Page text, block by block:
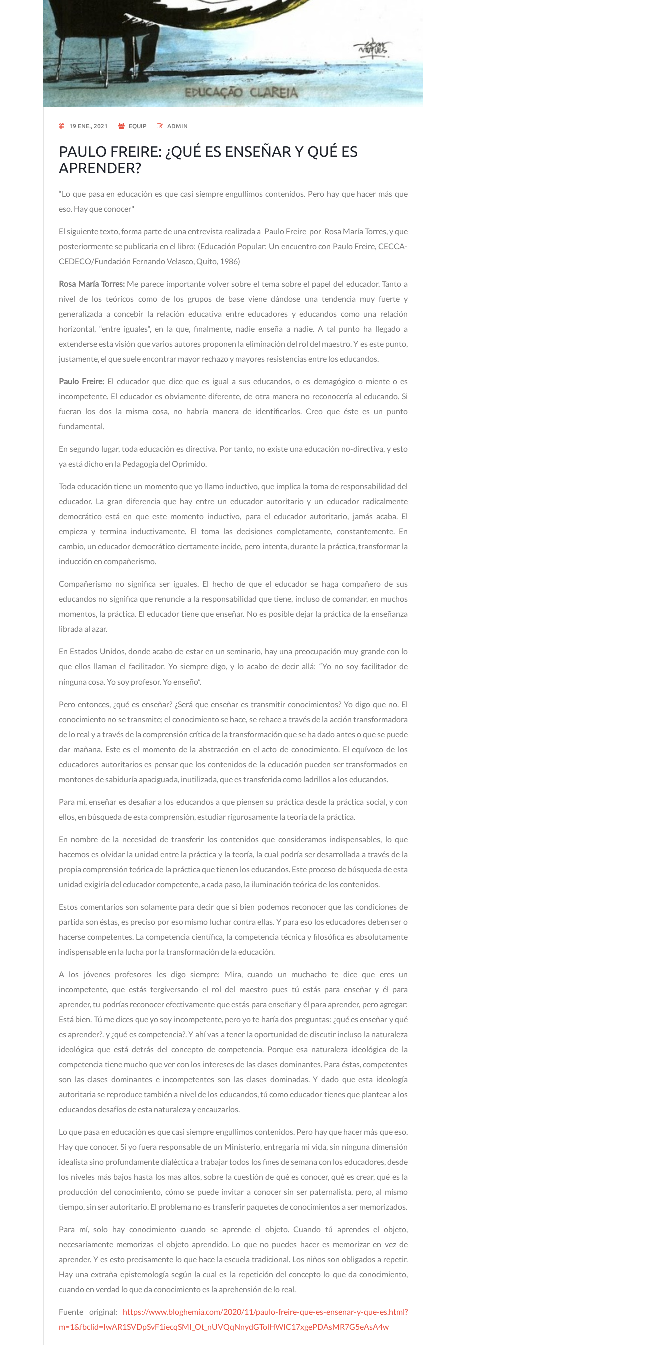
19 ENE., 2021 EQUIP ADMIN
PAULO FREIRE: ¿QUÉ ES ENSEÑAR Y QUÉ ES
APRENDER?
“Lo que pasa en educación es que casi siempre engullimos contenidos. Pero hay que hacer más que
eso. Hay que conocer"
El siguiente texto, forma parte de una entrevista realizada a Paulo Freire por Rosa María Torres, y que
posteriormente se publicaria en el libro: (Educación Popular: Un encuentro con Paulo Freire, CECCA-
CEDECO/Fundación Fernando Velasco, Quito, 1986)
Rosa María Torres:Me parece importante volver sobre el tema sobre el papel del educador. Tanto a
nivel de los teóricos como de los grupos de base viene dándose una tendencia muy fuerte y
generalizada a concebir la relación educativa entre educadores y educandos como una relación
horizontal, “entre iguales“, en la que, finalmente, nadie enseña a nadie. A tal punto ha llegado a
extenderse esta visión que varios autores proponen la eliminación del rol del maestro. Y es este punto,
justamente, el que suele encontrar mayor rechazo y mayores resistencias entre los educandos.
Paulo Freire: El educador que dice que es igual a sus educandos, o es demagógico o miente o es
incompetente. El educador es obviamente diferente, de otra manera no reconocería al educando. Si
fueran los dos la misma cosa, no habría manera de identificarlos. Creo que éste es un punto
fundamental.
En segundo lugar, toda educación es directiva. Por tanto, no existe una educación no-directiva, y esto
ya está dicho en la Pedagogía del Oprimido.
Toda educación tiene un momento que yo llamo inductivo, que implica la toma de responsabilidad del
educador. La gran diferencia que hay entre un educador autoritario y un educador radicalmente
democrático está en que este momento inductivo, para el educador autoritario, jamás acaba. El
empieza y termina inductivamente. El toma las decisiones completamente, constantemente. En
cambio, un educador democrático ciertamente incide, pero intenta, durante la práctica, transformar la
inducción en compañerismo.
Compañerismo no significa ser iguales. El hecho de que el educador se haga compañero de sus
educandos no significa que renuncie a la responsabilidad que tiene, incluso de comandar, en muchos
momentos, la práctica. El educador tiene que enseñar. No es posible dejar la práctica de la enseñanza
librada al azar.
En Estados Unidos, donde acabo de estar en un seminario, hay una preocupación muy grande con lo
que ellos llaman el facilitador. Yo siempre digo, y lo acabo de decir allá: “Yo no soy facilitador de
ninguna cosa. Yo soy profesor. Yo enseño”.
Pero entonces, ¿qué es enseñar? ¿Será que enseñar es transmitir conocimientos? Yo digo que no. El
conocimiento no se transmite; el conocimiento se hace, se rehace a través de la acción transformadora
de lo real y a través de la comprensión crítica de la transformación que se ha dado antes o que se puede
dar mañana. Este es el momento de la abstracción en el acto de conocimiento. El equívoco de los
educadores autoritarios es pensar que los contenidos de la educación pueden ser transformados en
montones de sabiduría apaciguada, inutilizada, que es transferida como ladrillos a los educandos.
Para mí, enseñar es desafiar a los educandos a que piensen su práctica desde la práctica social, y con
ellos, en búsqueda de esta comprensión, estudiar rigurosamente la teoría de la práctica.
En nombre de la necesidad de transferir los contenidos que consideramos indispensables, lo que
hacemos es olvidar la unidad entre la práctica y la teoría, la cual podría ser desarrollada a través de la
propia comprensión teórica de la práctica que tienen los educandos. Este proceso de búsqueda de esta
unidad exigiría del educador competente, a cada paso, la iluminación teórica de los contenidos.
Estos comentarios son solamente para decir que si bien podemos reconocer que las condiciones de
partida son éstas, es preciso por eso mismo luchar contra ellas. Y para eso los educadores deben ser o
hacerse competentes. La competencia científica, la competencia técnica y filosófica es absolutamente
indispensable en la lucha por la transformación de la educación.
A los jóvenes profesores les digo siempre: Mira, cuando un muchacho te dice que eres un
incompetente, que estás tergiversando el rol del maestro pues tú estás para enseñar y él para
aprender, tu podrías reconocer efectivamente que estás para enseñar y él para aprender, pero agregar:
Está bien. Tú me dices que yo soy incompetente, pero yo te haría dos preguntas: ¿qué es enseñar y qué
es aprender?. y ¿qué es competencia?. Y ahí vas a tener la oportunidad de discutir incluso la naturaleza
ideológica que está detrás del concepto de competencia. Porque esa naturaleza ideológica de la
competencia tiene mucho que ver con los intereses de las clases dominantes. Para éstas, competentes
son las clases dominantes e incompetentes son las clases dominadas. Y dado que esta ideología
autoritaria se reproduce también a nivel de los educandos, tú como educador tienes que plantear a los
educandos desafíos de esta naturaleza y encauzarlos.
Lo que pasa en educación es que casi siempre engullimos contenidos. Pero hay que hacer más que eso.
Hay que conocer. Si yo fuera responsable de un Ministerio, entregaría mi vida, sin ninguna dimensión
idealista sino profundamente dialéctica a trabajar todos los fines de semana con los educadores, desde
los niveles más bajos hasta los mas altos, sobre la cuestión de qué es conocer, qué es crear, qué es la
producción del conocimiento, cómo se puede invitar a conocer sin ser paternalista, pero, al mismo
tiempo, sin ser autoritario. El problema no es transferir paquetes de conocimientos a ser memorizados.
Para mí, solo hay conocimiento cuando se aprende el objeto. Cuando tú aprendes el objeto,
necesariamente memorizas el objeto aprendido. Lo que no puedes hacer es memorizar en vez de
aprender. Y es esto precisamente lo que hace la escuela tradicional. Los niños son obligados a repetir.
Hay una extraña epistemología según la cual es la repetición del concepto lo que da conocimiento,
cuando en verdad lo que da conocimiento es la aprehensión de lo real.
Fuente original: https://www.bloghemia.com/2020/11/paulo-freire-que-es-ensenar-y-que-es.html?
m=1&fbclid=IwAR1SVDpSvF1iecqSMI_Ot_nUVQqNnydGTolHWIC17xgePDAsMR7G5eAsA4w